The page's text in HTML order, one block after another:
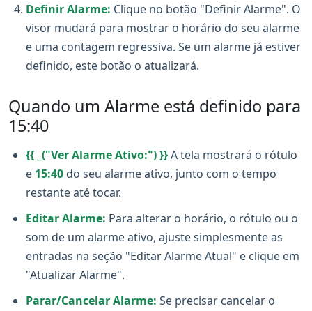
Definir Alarme: Clique no botão "Definir Alarme". O
visor mudará para mostrar o horário do seu alarme
e uma contagem regressiva. Se um alarme já estiver
definido, este botão o atualizará.
Quando um Alarme está definido para
15:40
{{ _("Ver Alarme Ativo:") }}A tela mostrará o rótulo
e 15:40 do seu alarme ativo, junto com o tempo
restante até tocar.
Editar Alarme: Para alterar o horário, o rótulo ou o
som de um alarme ativo, ajuste simplesmente as
entradas na seção "Editar Alarme Atual" e clique em
"Atualizar Alarme".
Parar/Cancelar Alarme: Se precisar cancelar o